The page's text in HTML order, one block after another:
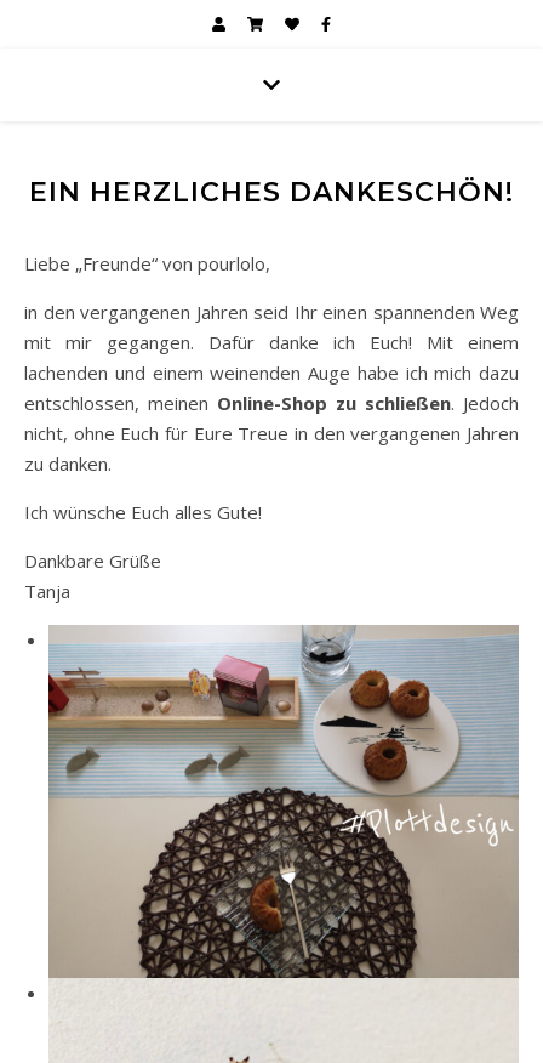
EIN HERZLICHES DANKESCHÖN!
Liebe „Freunde“ von pourlolo,
in den vergangenen Jahren seid Ihr einen spannenden Weg
mit mir gegangen. Dafür danke ich Euch! Mit einem
lachenden und einem weinenden Auge habe ich mich dazu
entschlossen, meinen Online-Shop zu schließen. Jedoch
nicht, ohne Euch für Eure Treue in den vergangenen Jahren
zu danken.
Ich wünsche Euch alles Gute!
Dankbare Grüße
Tanja